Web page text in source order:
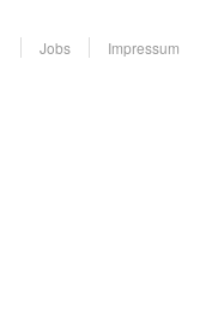
Jobs
Impressum